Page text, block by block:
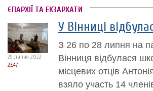
ЄПАРХІЇ ТА ЕКЗАРХАТИ
29 липня 2022
23:47
У Вінниці
З 26 по 28 липня на
Вінниця відбулася
місцевих отців
взяло участь 14